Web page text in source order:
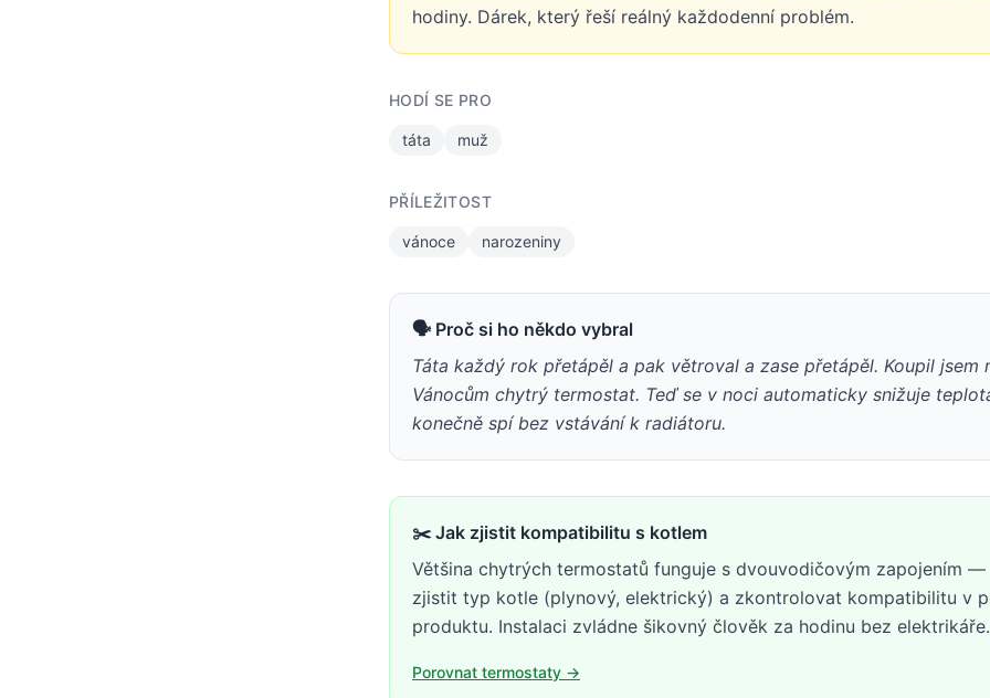
hodiny. Dárek, který řeší reálný každodenní problém.
HODÍ SE PRO
táta muž
PŘÍLEŽITOST
vánoce narozeniny
🗣 Proč si ho někdo vybral
Táta každý rok přetápěl a pak větroval a zase přetápěl. Koupil jsem
Vánocům chytrý termostat. Teď se v noci automaticky snižuje
konečně spí bez vstávání k radiátoru.
✂️ Jak zjistit kompatibilitu s kotlem
Většina chytrých termostatů funguje s dvouvodičovým zapojením —
zjistit typ kotle (plynový, elektrický) a zkontrolovat kompatibilitu v
produktu. Instalaci zvládne šikovný člověk za hodinu bez elektrikáře.
Porovnat termostaty →